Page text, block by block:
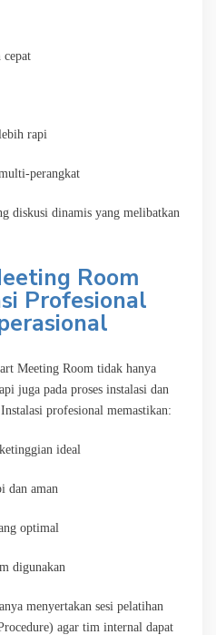
cepat
rapi
perangkat
diskusi dinamis yang melibatkan
Room
Profesional
Meeting Room tidak hanya
juga pada proses instalasi dan
profesional memastikan:
ideal
dan aman
optimal
digunakan
menyertakan sesi pelatihan
agar tim internal dapat